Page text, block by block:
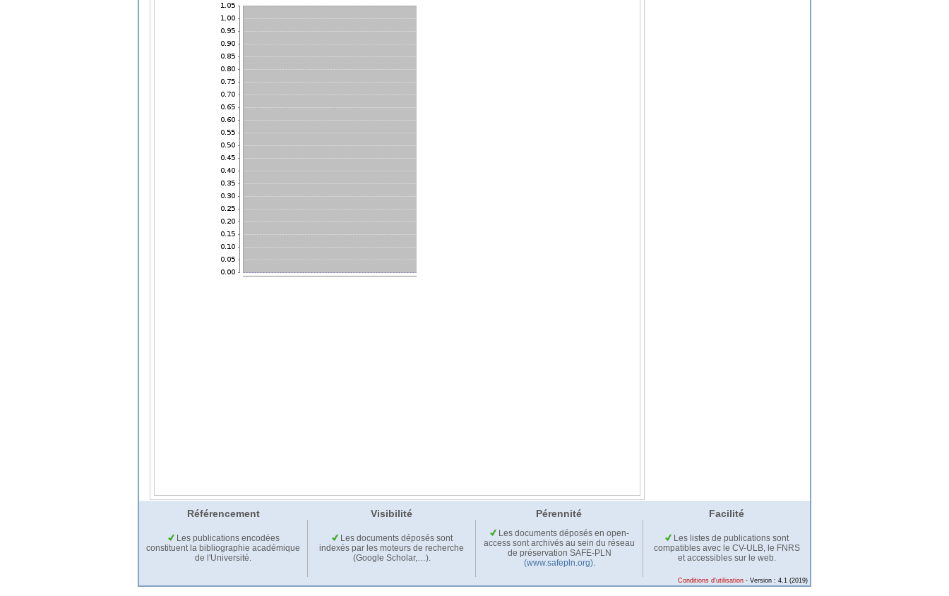
Référencement Visibilité Pérennité Facilité
Les publications encodées
constituent la bibliographie académique
de l'Université.
Les documents déposés sont
indexés par les moteurs de recherche
(Google Scholar,…).
Les documents déposés en open-
access sont archivés au sein du réseau
de préservation SAFE-PLN
(www.safepln.org).
Les listes de publications sont
compatibles avec le CV-ULB, le FNRS
et accessibles sur le web.
Conditions d'utilisation - Version : 4.1 (2019)